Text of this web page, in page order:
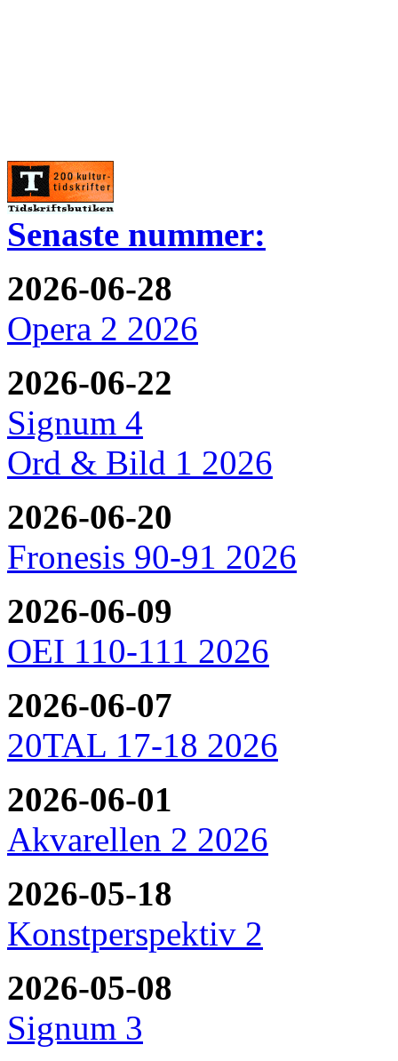
Senaste nummer:
2026-06-28
Opera 2 2026
2026-06-22
Signum 4
Ord & Bild 1 2026
2026-06-20
Fronesis 90-91 2026
2026-06-09
OEI 110-111 2026
2026-06-07
20TAL 17-18 2026
2026-06-01
Akvarellen 2 2026
2026-05-18
Konstperspektiv 2
2026-05-08
Signum 3